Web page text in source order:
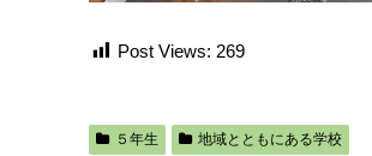
Post Views: 269
５年生 地域とともにある学校